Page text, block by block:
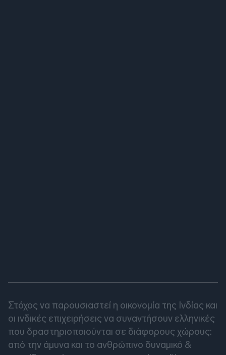
Στόχος να παρουσιαστεί η οικονομία της Ινδίας και
οι ινδικές επιχειρήσεις να συναντήσουν ελληνικές
που δραστηριοποιούνται σε διάφορους χώρους:
από την άμυνα και το ανθρώπινο δυναμικό &